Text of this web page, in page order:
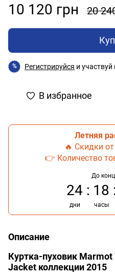
10 120 грн 20
% Регистрируйся и участвуй
В избранное
Летняя
🔥 Скидки
👉 Количество
До
24
дни
18
часы
Описание
Куртка-пуховик Marmot
Jacket коллекции 2015